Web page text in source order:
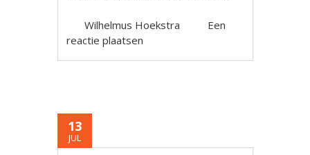
Wilhelmus Hoekstra
Een
reactie plaatsen
13
JUL